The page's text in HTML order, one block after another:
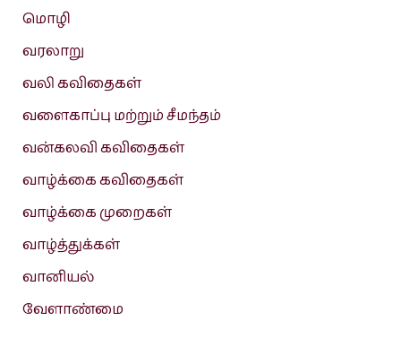
மொழி
வரலாறு
வலி கவிதைகள்
வளைகாப்பு மற்றும் சீமந்தம்
வன்கலவி கவிதைகள்
வாழ்க்கை கவிதைகள்
வாழ்க்கை முறைகள்
வாழ்த்துக்கள்
வானியல்
வேளாண்மை